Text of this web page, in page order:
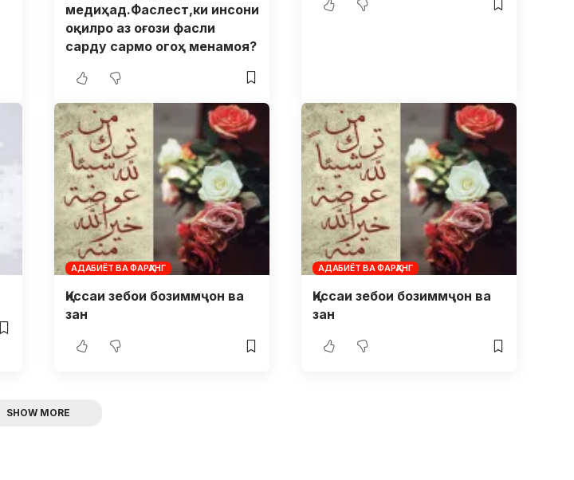
медиҳад.Фаслест,ки инсони
оқилро аз оғози фасли
сарду сармо огоҳ менамоя?
АДАБИЁТ ВА ФАРҲАНГ
Қиссаи зебои бозиммҷон ва
зан
АДАБИЁТ ВА ФАРҲАНГ
Қиссаи зебои бозиммҷон ва
зан
SHOW MORE